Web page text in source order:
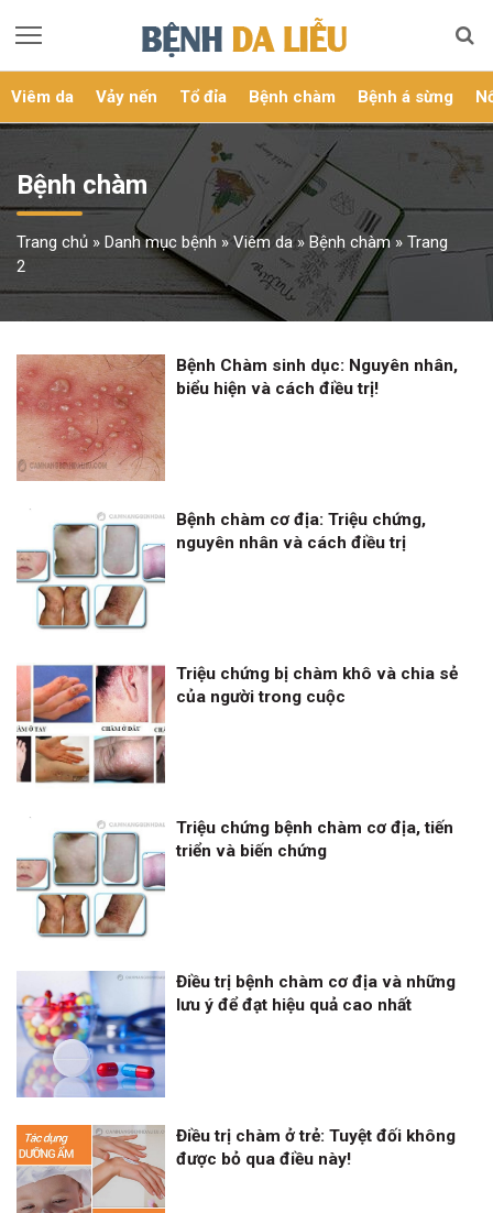
Viêm da Vảy nến Tổ đỉa Bệnh chàm Bệnh á sừng
Bệnh chàm
Trang chủ » Danh mục bệnh »Viêm da» Bệnh chàm» Trang
2
Bệnh Chàm sinh dục: Nguyên nhân,
biểu hiện và cách điều trị!
Bệnh chàm cơ địa: Triệu chứng,
nguyên nhân và cách điều trị
Triệu chứng bị chàm khô và chia sẻ
của người trong cuộc
Triệu chứng bệnh chàm cơ địa, tiến
triển và biến chứng
Điều trị bệnh chàm cơ địa và những
lưu ý để đạt hiệu quả cao nhất
Điều trị chàm ở trẻ: Tuyệt đối không
được bỏ qua điều này!